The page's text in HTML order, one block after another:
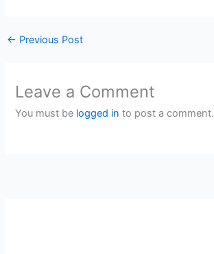
← Previous Post
Leave a Comment
You must be logged in to post a comment.